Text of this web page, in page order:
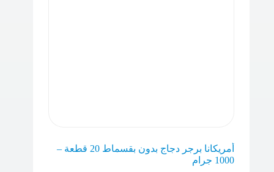
أمريكانا برجر دجاج بدون بقسماط 20 قطعة –
1000 جرام